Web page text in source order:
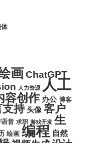
画ChatGPT
人力资源 人工
容创作 办公 博客
支持 头像 客户
音 求职 游戏开发 生
绘画 编程 自然